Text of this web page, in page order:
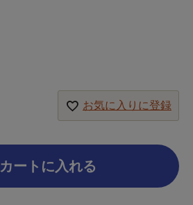
お気に入りに登録
カートに入れる